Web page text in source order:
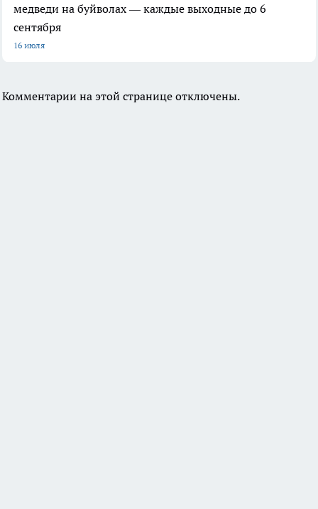
медведи на буйволах — каждые выходные до 6
сентября
16 июля
Комментарии на этой странице отключены.